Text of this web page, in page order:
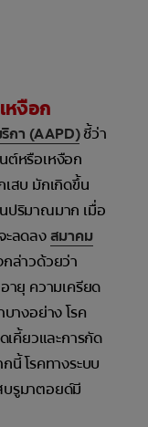
หงือก
กา (AAPD)ชี้ว่า
ต์หรือเหงือก
เสบ มักเกิดขึ้น
ปริมาณมาก เมื่อ
ะลดลงสมาคม
ล่าวด้วยว่า
ายุ ความเครียด
างอย่าง โรค
เคี้ยวและการกัด
นี้ โรคทางระบบ
บรูมาตอยด์มี